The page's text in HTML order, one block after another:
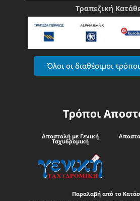
Τραπεζική
Όλοι οι διαθέσιμοι
Τρόποι
Αποστολή με Γενική
Ταχυδρομική
Παραλαβή από το